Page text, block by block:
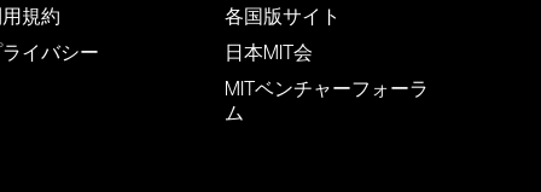
規約
イバシー
各国版サイト
日本MIT会
MITベンチャーフォーラ
ム